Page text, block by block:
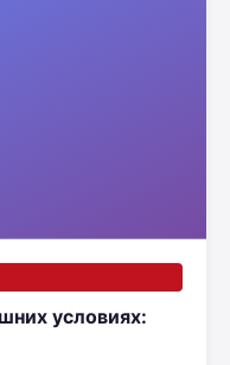
условиях: